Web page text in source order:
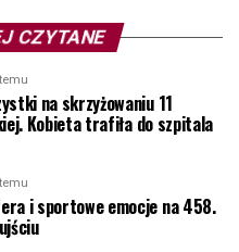
CZYTANE
na skrzyżowaniu 11
Kobieta trafiła do szpitala
i sportowe emocje na 458.